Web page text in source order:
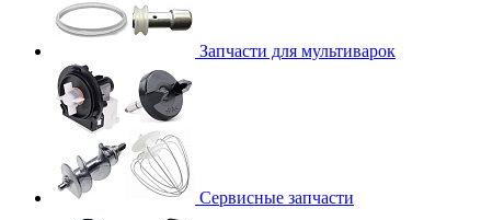
Запчасти для мультиварок
Сервисные запчасти